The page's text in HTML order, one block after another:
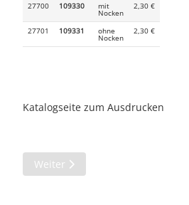
27700 109330 mit
Nocken
2,30 €
27701 109331 ohne
Nocken
2,30 €
Katalogseite zum Ausdrucken
Nächster Beitrag: G13-
Weiter